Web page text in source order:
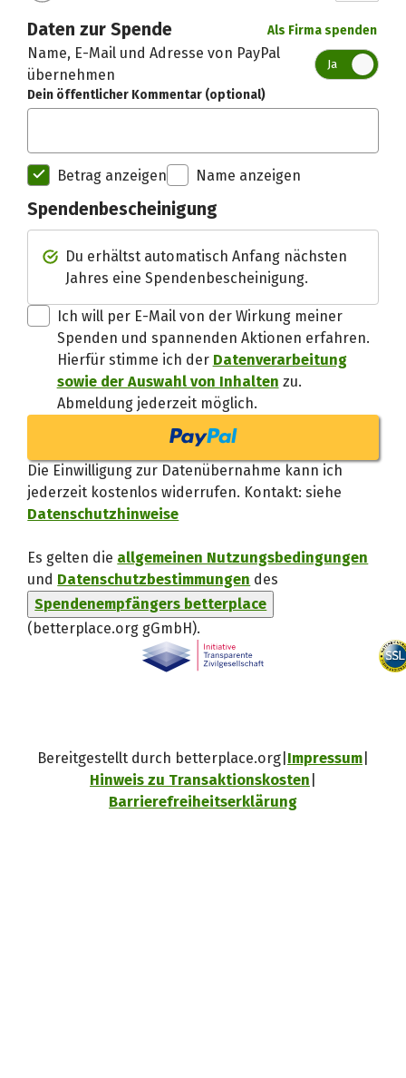
Daten zur Spende Als Firma spenden
Name, E-Mail und Adresse von PayPal
übernehmen
Ja
Dein öffentlicher Kommentar (optional)
Betrag anzeigen Name anzeigen
Spendenbescheinigung
Du erhältst automatisch Anfang nächsten
Jahres eine Spendenbescheinigung.
Ich will per E-Mail von der Wirkung meiner
Spenden und spannenden Aktionen erfahren.
Hierfür stimme ich der Datenverarbeitung
sowie der Auswahl von Inhalten zu.
Abmeldung jederzeit möglich.
Die Einwilligung zur Datenübernahme kann ich
jederzeit kostenlos widerrufen. Kontakt: siehe
Datenschutzhinweise
Es gelten die allgemeinen Nutzungsbedingungen
und Datenschutzbestimmungen des
Spendenempfängers betterplace
(betterplace.org gGmbH)
Spendenempfänger
.
Bereitgestellt durch betterplace.org Impressum
Hinweis zu Transaktionskosten
Barrierefreiheitserklärung